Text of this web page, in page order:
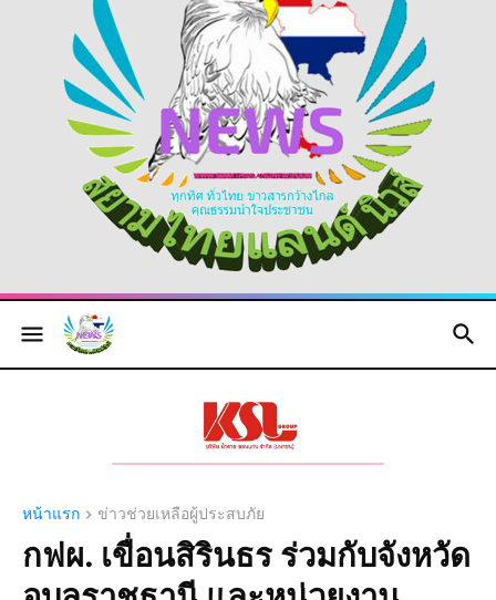
หน้าแรก ข่าวช่วยเหลือผู้ประสบภัย
กฟผ. เขื่อนสิรินธร ร่วมกับจังหวัด